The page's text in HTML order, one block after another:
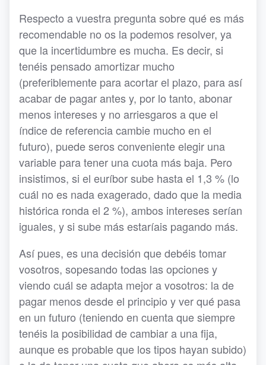
Respecto a vuestra pregunta sobre qué es más
recomendable no os la podemos resolver, ya
que la incertidumbre es mucha. Es decir, si
tenéis pensado amortizar mucho
(preferiblemente para acortar el plazo, para así
acabar de pagar antes y, por lo tanto, abonar
menos intereses y no arriesgaros a que el
índice de referencia cambie mucho en el
futuro), puede seros conveniente elegir una
variable para tener una cuota más baja. Pero
insistimos, si el euríbor sube hasta el 1,3 % (lo
cuál no es nada exagerado, dado que la media
histórica ronda el 2 %), ambos intereses serían
iguales, y si sube más estaríais pagando más.
Así pues, es una decisión que debéis tomar
vosotros, sopesando todas las opciones y
viendo cuál se adapta mejor a vosotros: la de
pagar menos desde el principio y ver qué pasa
en un futuro (teniendo en cuenta que siempre
tenéis la posibilidad de cambiar a una fija,
aunque es probable que los tipos hayan subido)